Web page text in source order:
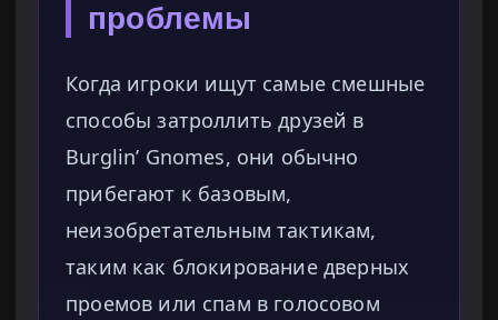
проблемы
Когда игроки ищут самые смешные
способы затроллить друзей в
Burglin’ Gnomes, они обычно
прибегают к базовым,
неизобретательным тактикам,
таким как блокирование дверных
проемов или спам в голосовом